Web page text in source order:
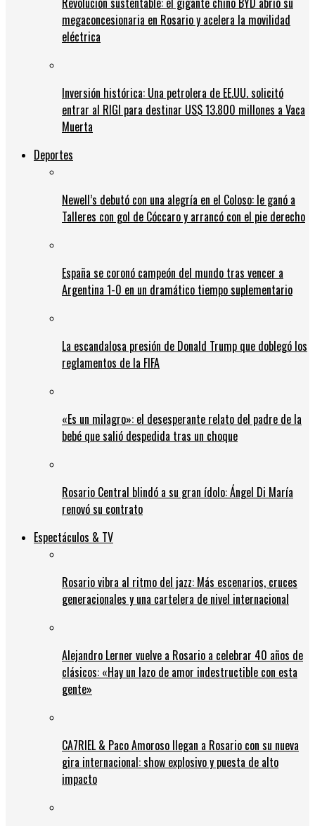
megaconcesionaria en Rosario y acelera la movilidad
eléctrica
Inversión histórica: Una petrolera de EE.UU. solicitó
entrar al RIGI para destinar US$ 13.800 millones a Vaca
Muerta
Deportes
Newell’s debutó con una alegría en el Coloso: le ganó a
Talleres con gol de Cóccaro y arrancó con el pie derecho
España se coronó campeón del mundo tras vencer a
Argentina 1-0 en un dramático tiempo suplementario
La escandalosa presión de Donald Trump que doblegó los
reglamentos de la FIFA
«Es un milagro»: el desesperante relato del padre de la
bebé que salió despedida tras un choque
Rosario Central blindó a su gran ídolo: Ángel Di María
renovó su contrato
Espectáculos & TV
Rosario vibra al ritmo del jazz: Más escenarios, cruces
generacionales y una cartelera de nivel internacional
Alejandro Lerner vuelve a Rosario a celebrar 40 años de
clásicos: «Hay un lazo de amor indestructible con esta
gente»
CA7RIEL & Paco Amoroso llegan a Rosario con su nueva
gira internacional: show explosivo y puesta de alto
impacto